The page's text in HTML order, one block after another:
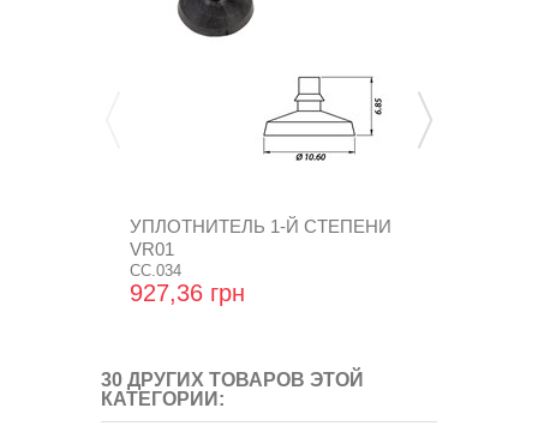
УПЛОТНИТЕЛЬ 1-Й СТЕПЕНИ
VR01
CC.034
927,36 грн
30 ДРУГИХ ТОВАРОВ ЭТОЙ
КАТЕГОРИИ: